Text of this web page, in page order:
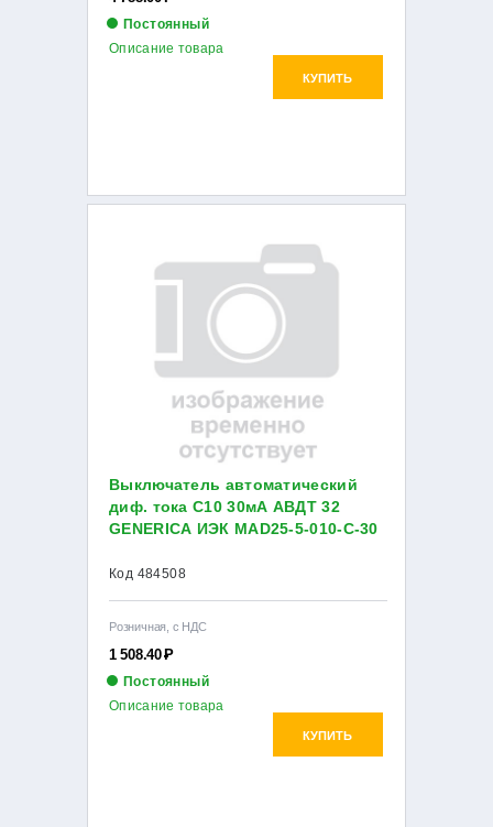
Постоянный
КУПИТЬ
Описание товара
Выключатель автоматический
диф. тока C10 30мА АВДТ 32
GENERICA ИЭК MAD25-5-010-C-30
Код 484508
Розничная, с НДС
1 508.40Р
Постоянный
КУПИТЬ
Описание товара